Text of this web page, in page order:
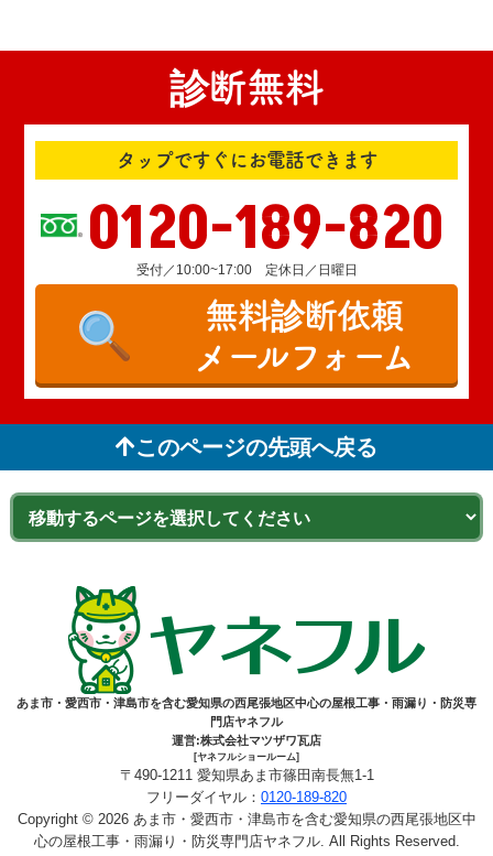
診断無料
タップですぐにお電話できます
0120-189-820
受付／10:00~17:00 定休日／日曜日
無料診断依頼
メールフォーム
このページの先頭へ戻る
あま市・愛西市・津島市を含む愛知県の西尾張地区中心の屋根工事・雨漏り・防災専
門店ヤネフル
運営:株式会社マツザワ瓦店
[ヤネフルショールーム]
〒490-1211 愛知県あま市篠田南長無1-1
フリーダイヤル： 0120-189-820
Copyright © 2026 あま市・愛西市・津島市を含む愛知県の西尾張地区中
心の屋根工事・雨漏り・防災専門店ヤネフル. All Rights Reserved.